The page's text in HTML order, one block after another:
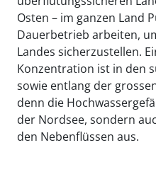
Osten – im ganzen Land
Dauerbetrieb arbeiten,
Landes sicherzustellen.
Konzentration ist in den
sowie entlang der
denn die
der Nordsee, sondern
den Nebenflüssen aus.